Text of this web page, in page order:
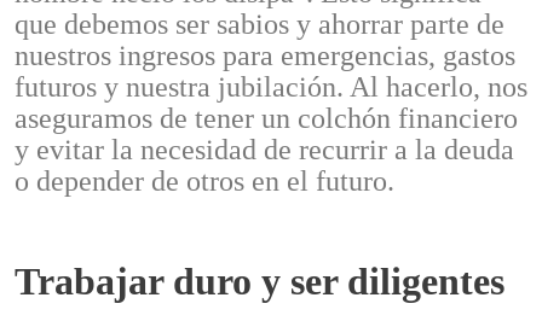
que debemos ser sabios y ahorrar parte de
nuestros ingresos para emergencias, gastos
futuros y nuestra jubilación. Al hacerlo, nos
aseguramos de tener un colchón financiero
y evitar la necesidad de recurrir a la deuda
o depender de otros en el futuro.
Trabajar duro y ser diligentes